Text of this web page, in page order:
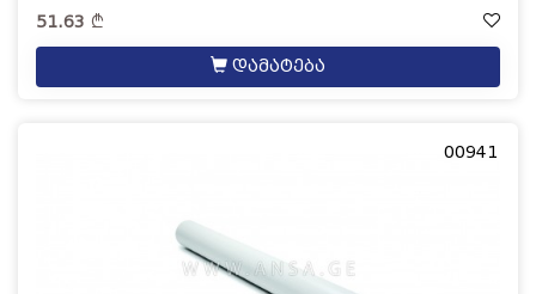
51.63
დამატება
00941